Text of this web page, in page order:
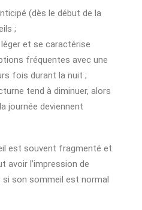
(dès le début de la
;
et se caractérise
fréquentes avec une
fois durant la nuit ;
tend à diminuer, alors
journée deviennent
est souvent fragmenté et
avoir l’impression de
son sommeil est normal